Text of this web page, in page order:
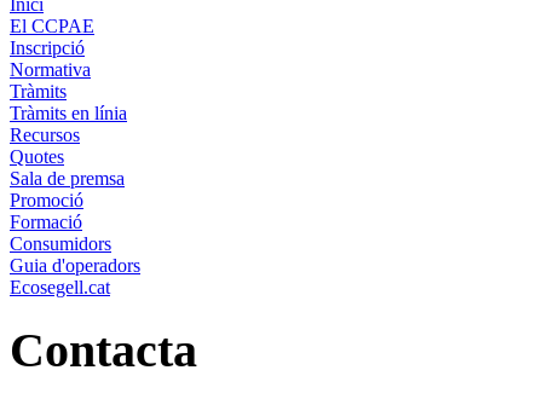
Inici
El CCPAE
Inscripció
Normativa
Tràmits
Tràmits en línia
Recursos
Quotes
Sala de premsa
Promoció
Formació
Consumidors
Guia d'operadors
Ecosegell.cat
Contacta